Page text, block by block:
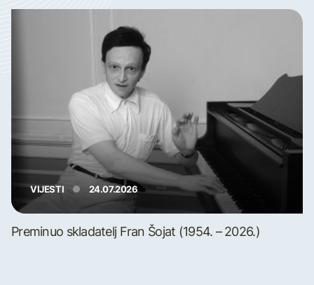
VIJESTI 24.07.2026
Preminuo skladatelj Fran Šojat (1954. – 2026.)